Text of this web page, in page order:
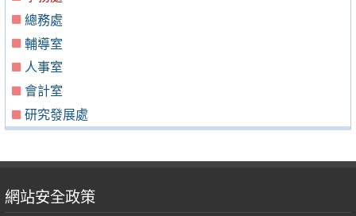
總務處
輔導室
人事室
會計室
研究發展處
網站安全政策